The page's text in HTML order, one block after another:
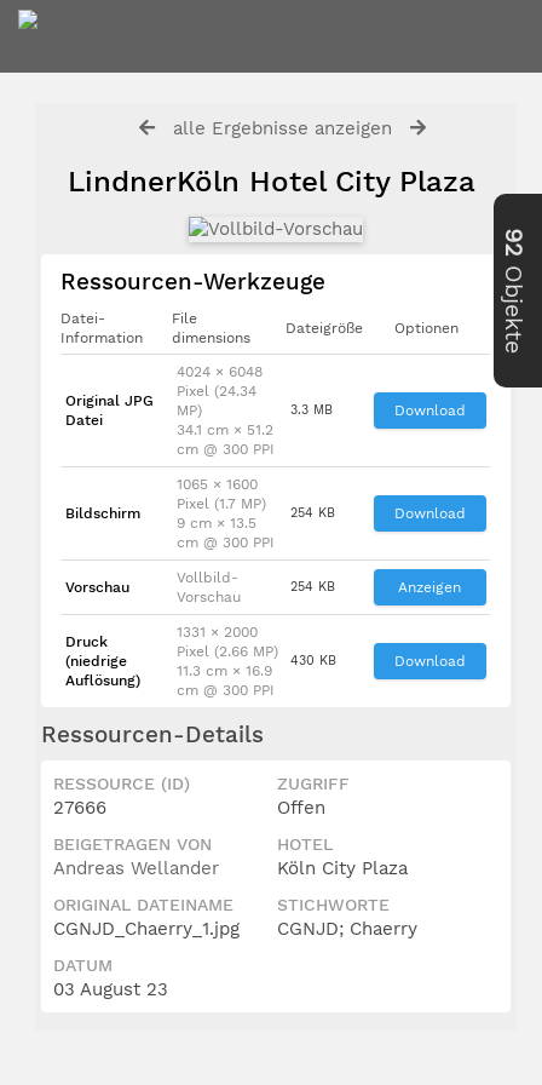
alle Ergebnisse anzeigen
LindnerKöln Hotel City Plaza
Ressourcen-Werkzeuge
Datei-
Information
File
dimensions
Dateigröße Optionen
Original JPG
Datei
4024 × 6048
Pixel (24.34
MP)
34.1 cm × 51.2
cm @ 300 PPI
3.3 MB Download
Bildschirm
1065 × 1600
Pixel (1.7 MP)
9 cm × 13.5
cm @ 300 PPI
254 KB Download
Vorschau
Vollbild-
Vorschau
254 KB Anzeigen
Druck
(niedrige
Auflösung)
1331 × 2000
Pixel (2.66 MP)
11.3 cm × 16.9
cm @ 300 PPI
430 KB Download
Ressourcen-Details
RESSOURCE (ID)
27666
ZUGRIFF
Offen
BEIGETRAGEN VON
Andreas Wellander
HOTEL
Köln City Plaza
ORIGINAL DATEINAME
CGNJD_Chaerry_1.jpg
STICHWORTE
CGNJD; Chaerry
DATUM
03 August 23
92
Objekte